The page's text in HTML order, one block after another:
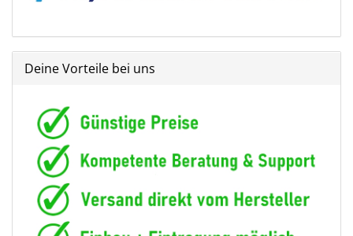
Deine Vorteile bei uns